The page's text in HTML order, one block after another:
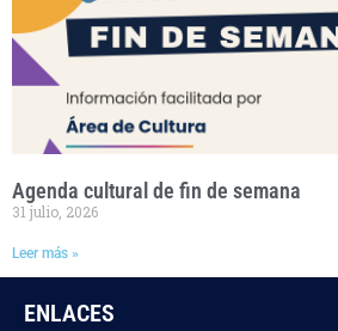
Agenda cultural de fin de semana
31 julio, 2026
Leer más »
ENLACES